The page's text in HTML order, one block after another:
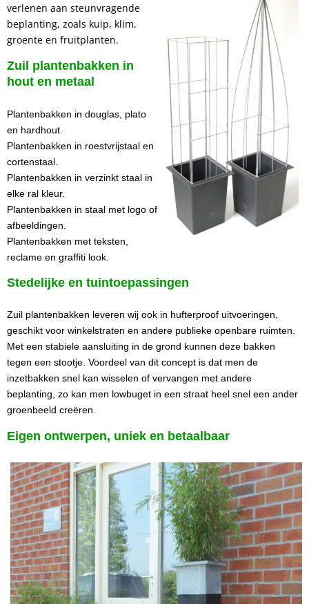
verlenen aan steunvragende
beplanting, zoals kuip, klim,
groente en fruitplanten.
Zuil plantenbakken in
hout en metaal
Plantenbakken in douglas, plato
en hardhout.
Plantenbakken in roestvrijstaal en
cortenstaal.
Plantenbakken in verzinkt staal in
elke ral kleur.
Plantenbakken in staal met logo of
afbeeldingen.
Plantenbakken met teksten,
reclame en graffiti look.
Stedelijke en tuintoepassingen
Zuil plantenbakken leveren wij ook in hufterproof uitvoeringen,
geschikt voor winkelstraten en andere publieke openbare ruimten.
Met een stabiele aansluiting in de grond kunnen deze bakken
tegen een stootje. Voordeel van dit concept is dat men de
inzetbakken snel kan wisselen of vervangen met andere
beplanting, zo kan men lowbuget in een straat heel snel een ander
groenbeeld creëren.
Eigen ontwerpen, uniek en betaalbaar